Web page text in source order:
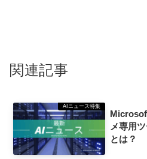
関連記事
AIニュース特集
メ専用
とは？